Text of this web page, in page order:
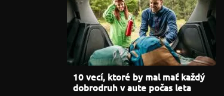
10 vecí, ktoré by mal mať každý
dobrodruh v aute počas leta